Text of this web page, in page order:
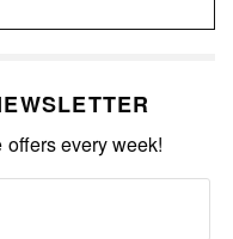
every week!